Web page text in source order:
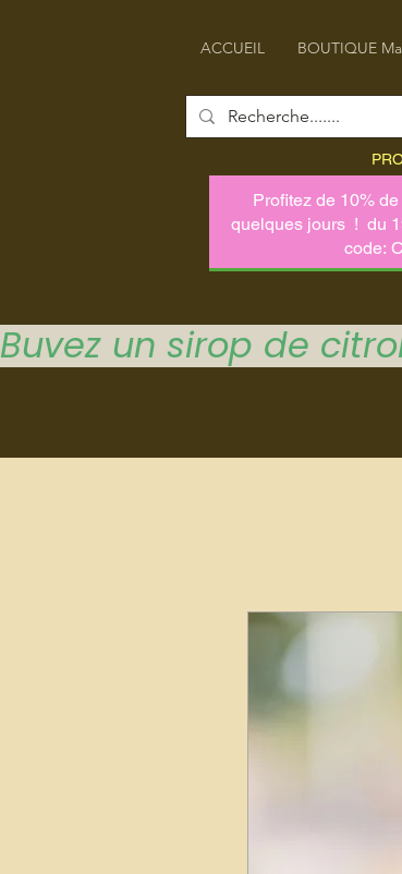
ACCUEIL BOUTIQUE
Buvez un sirop de